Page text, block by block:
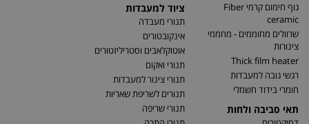
גוף חימום קרמי Fiber
ceramic
שרוולים מחוממים - מחממי
צינורות
Thick film heater
רגשי גובה למעבדות
חומרי בידוד חשמלי
תאי סביבה ולחות
ציוד למעבדות
תנורי מעבדה
אינקובטורים
אוטוקלאבים וסטריליזטורים
תנורי ואקום
תנורי צינור למעבדות
תנורים לשריפת שאריות
תנורי שריפה